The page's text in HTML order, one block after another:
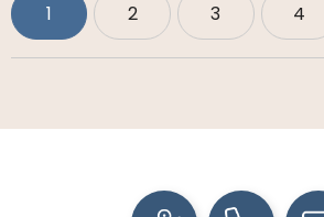
1 2 3 4